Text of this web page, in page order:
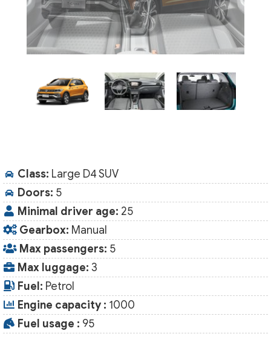
Class: Large D4 SUV
Doors: 5
Minimal driver age: 25
Gearbox: Manual
Max passengers: 5
Max luggage: 3
Fuel: Petrol
Engine capacity : 1000
Fuel usage : 95